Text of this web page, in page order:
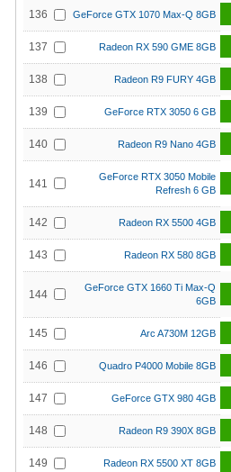
136 GeForce GTX 1070 Max-Q 8GB
137 Radeon RX 590 GME 8GB
138 Radeon R9 FURY 4GB
139 GeForce RTX 3050 6 GB
140 Radeon R9 Nano 4GB
141
GeForce RTX 3050 Mobile
Refresh 6 GB
142 Radeon RX 5500 4GB
143 Radeon RX 580 8GB
144
GeForce GTX 1660 Ti Max-Q
6GB
145 Arc A730M 12GB
146 Quadro P4000 Mobile 8GB
147 GeForce GTX 980 4GB
148 Radeon R9 390X 8GB
149 Radeon RX 5500 XT 8GB